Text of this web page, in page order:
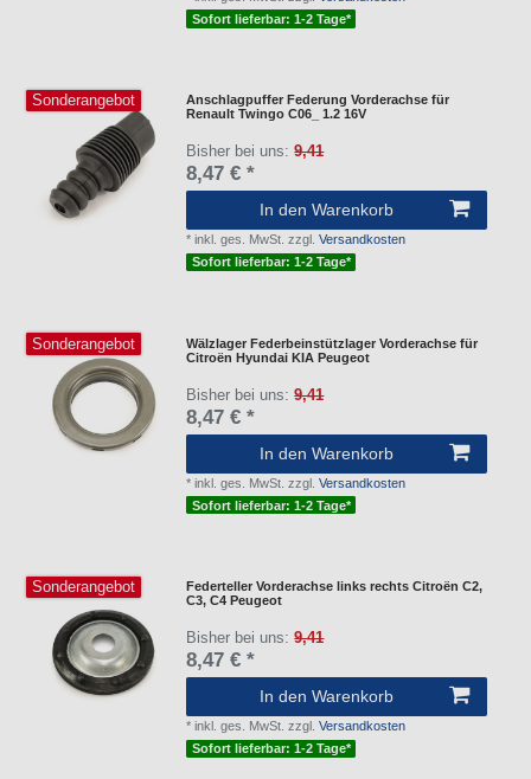
Sofort lieferbar: 1-2 Tage*
Sonderangebot
Anschlagpuffer Federung Vorderachse für
Renault Twingo C06_ 1.2 16V
Bisher bei uns:9,41
8,47 € *
In den Warenkorb
*inkl. ges. MwSt. zzgl.Versandkosten
Sofort lieferbar: 1-2 Tage*
Sonderangebot
Wälzlager Federbeinstützlager Vorderachse für
Citroën Hyundai KIA Peugeot
Bisher bei uns:9,41
8,47 € *
In den Warenkorb
*inkl. ges. MwSt. zzgl.Versandkosten
Sofort lieferbar: 1-2 Tage*
Sonderangebot
Federteller Vorderachse links rechts Citroën C2,
C3, C4 Peugeot
Bisher bei uns:9,41
8,47 € *
In den Warenkorb
*inkl. ges. MwSt. zzgl.Versandkosten
Sofort lieferbar: 1-2 Tage*